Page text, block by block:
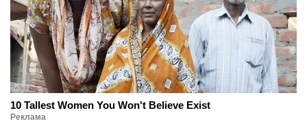
10 Tallest Women You Won't Believe Exist
Реклама